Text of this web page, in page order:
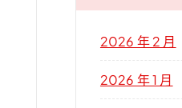
2026 年 2 月
2026 年 1 月